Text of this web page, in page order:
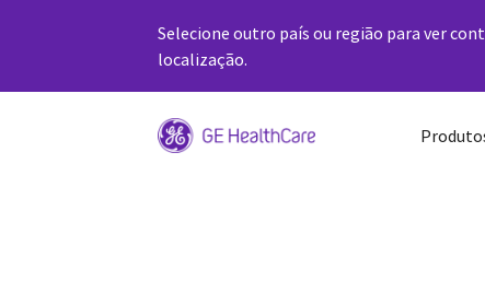
Selecione outro país ou região para ver
localização.